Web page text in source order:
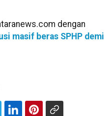
dengan
masif beras SPHP demi